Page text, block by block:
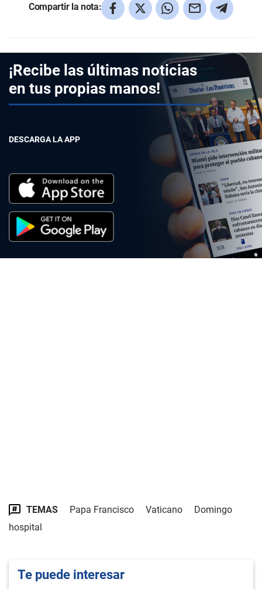
Compartir la nota:
¡Recibe las últimas noticias
en tus propias manos!
DESCARGA LA APP
TEMAS Papa Francisco Vaticano
Domingo
hospital
Te puede interesar